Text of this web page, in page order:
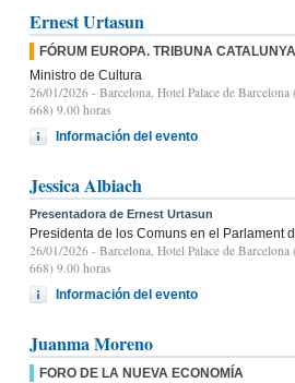
Ernest Urtasun
FÓRUM EUROPA. TRIBUNA CATALUNYA
Ministro de Cultura
26/01/2026 - Barcelona, Hotel Palace de Barcelona
668) 9.00 horas
Información del evento
Jessica Albiach
Presentadora de Ernest Urtasun
Presidenta de los Comuns en el Parlament
26/01/2026 - Barcelona, Hotel Palace de Barcelona
668) 9.00 horas
Información del evento
Juanma Moreno
FORO DE LA NUEVA ECONOMÍA